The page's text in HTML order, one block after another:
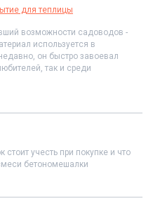
для теплицы
возможности садоводов -
используется в
он быстро завоевал
так и среди
учесть при покупке и что
бетономешалки